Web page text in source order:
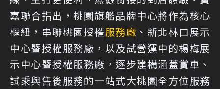
嘉聯合指出，桃園旗艦品牌中心將作為核心
樞紐，串聯桃園授權服務廠 、新北林口展示
中心暨授權服務廠，以及試營運中的楊梅展
示中心暨授權服務廠，逐步建構涵蓋賞車、
試乘與售後服務的一站式大桃園全方位服務